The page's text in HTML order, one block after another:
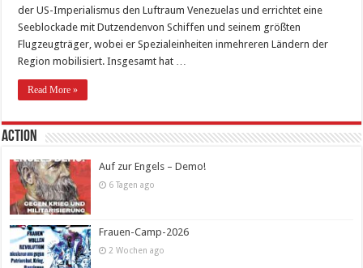
der US-Imperialismus den Luftraum Venezuelas und errichtet eine
Seeblockade mit Dutzendenvon Schiffen und seinem größten
Flugzeugträger, wobei er Spezialeinheiten inmehreren Ländern der
Region mobilisiert. Insgesamt hat …
Read More »
Action
Auf zur Engels – Demo!
6 Tagen ago
Frauen-Camp-2026
2 Wochen ago